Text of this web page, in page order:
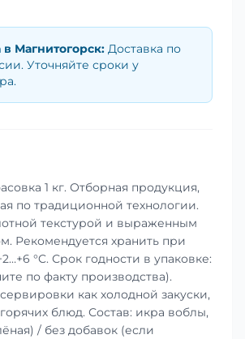
в Магнитогорск: Доставка по
Уточняйте сроки у
1 кг. Отборная продукция,
по традиционной технологии.
текстурой и выраженным
Рекомендуется хранить при
°C. Срок годности в упаковке:
по факту производства).
как холодной закуски,
блюд. Состав: икра воблы,
/ без добавок (если